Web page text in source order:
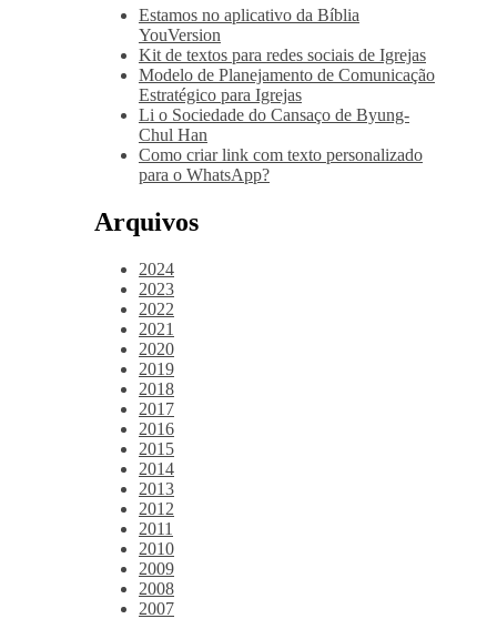
Estamos no aplicativo da Bíblia
YouVersion
Kit de textos para redes sociais de Igrejas
Modelo de Planejamento de Comunicação
Estratégico para Igrejas
Li o Sociedade do Cansaço de Byung-
Chul Han
Como criar link com texto personalizado
para o WhatsApp?
Arquivos
2024
2023
2022
2021
2020
2019
2018
2017
2016
2015
2014
2013
2012
2011
2010
2009
2008
2007